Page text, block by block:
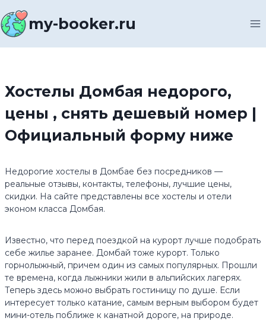
к
содержимомуmy-booker.ru
Хостелы Домбая недорого,
цены , снять дешевый номер |
Официальный форму ниже
Недорогие хостелы в Домбае без посредников —
реальные отзывы, контакты, телефоны, лучшие цены,
скидки. На сайте представлены все хостелы и отели
эконом класса Домбая.
Известно, что перед поездкой на курорт лучше подобрать
себе жилье заранее. Домбай тоже курорт. Только
горнолыжный, причем один из самых популярных. Прошли
те времена, когда лыжники жили в альпийских лагерях.
Теперь здесь можно выбрать гостиницу по душе. Если
интересует только катание, самым верным выбором будет
мини-отель поближе к канатной дороге, на природе.